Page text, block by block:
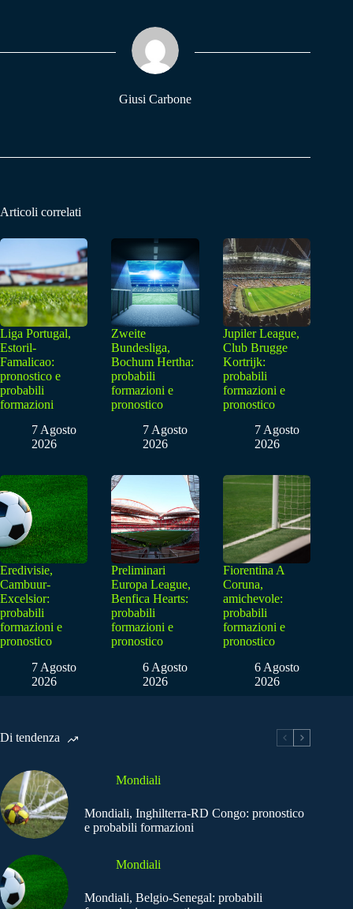
pp m
Giusi Carbone
Articoli correlati
Liga Portugal,
Estoril-
Famalicao:
pronostico e
probabili
formazioni
7 Agosto
2026
Zweite
Bundesliga,
Bochum Hertha:
probabili
formazioni e
pronostico
7 Agosto
2026
Jupiler League,
Club Brugge
Kortrijk:
probabili
formazioni e
pronostico
7 Agosto
2026
Eredivisie,
Cambuur-
Excelsior:
probabili
formazioni e
pronostico
7 Agosto
2026
Preliminari
Europa League,
Benfica Hearts:
probabili
formazioni e
pronostico
6 Agosto
2026
Fiorentina A
Coruna,
amichevole:
probabili
formazioni e
pronostico
6 Agosto
2026
Di tendenza
Mondiali
Mondiali, Inghilterra-RD Congo: pronostico
e probabili formazioni
Mondiali
Mondiali, Belgio-Senegal: probabili